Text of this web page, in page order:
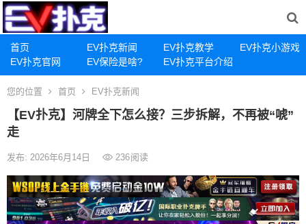
首页 EV扑克新闻 EV扑克教学
EV扑克小游戏
EV扑克官网
EV保险是啥? EV扑克平台介绍
您的位置 首页 EV扑克新闻
【EV扑克】河牌全下怎么接？三步拆解，不再被“唬”
走
发布: 2026年6月14日 236阅读